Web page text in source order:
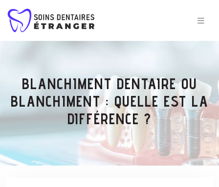
BLANCHIMENT DENTAIRE OU
BLANCHIMENT : QUELLE EST LA
DIFFÉRENCE ?